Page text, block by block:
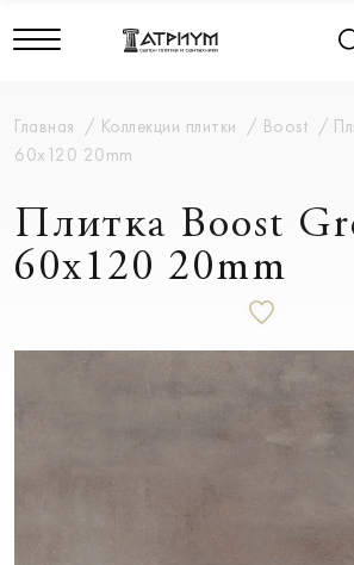
Главная Коллекции плитки Boost
60x120 20mm
Плитка Boost
60x120 20mm